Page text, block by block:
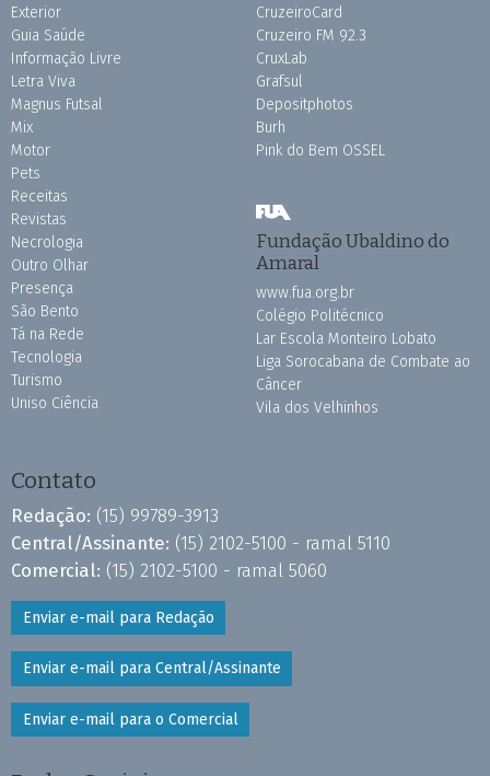
Exterior
Guia Saúde
Informação Livre
Letra Viva
Magnus Futsal
Mix
Motor
Pets
Receitas
Revistas
Necrologia
Outro Olhar
Presença
São Bento
Tá na Rede
Tecnologia
Turismo
Uniso Ciência
CruzeiroCard
Cruzeiro FM 92.3
CruxLab
Grafsul
Depositphotos
Burh
Pink do Bem OSSEL
Fundação Ubaldino do
Amaral
www.fua.org.br
Colégio Politécnico
Lar Escola Monteiro Lobato
Liga Sorocabana de Combate ao
Câncer
Vila dos Velhinhos
Contato
Redação: (15) 99789-3913
Central/Assinante: (15) 2102-5100 - ramal 5110
Comercial: (15) 2102-5100 - ramal 5060
Enviar e-mail para Redação
Enviar e-mail para Central/Assinante
Enviar e-mail para o Comercial